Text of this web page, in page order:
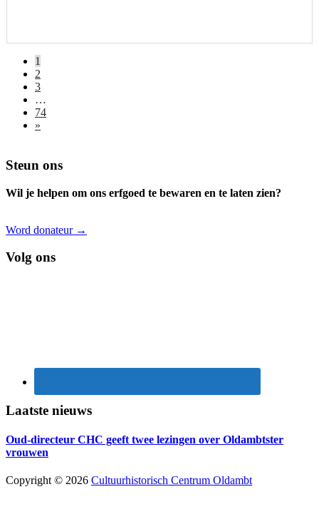
1
2
3
…
74
»
Footer
Steun ons
Wil je helpen om ons erfgoed te bewaren en te laten zien?
Word donateur →
Volg ons
Laatste nieuws
Oud-directeur CHC geeft twee lezingen over Oldambtster
vrouwen
Copyright © 2026 Cultuurhistorisch Centrum Oldambt